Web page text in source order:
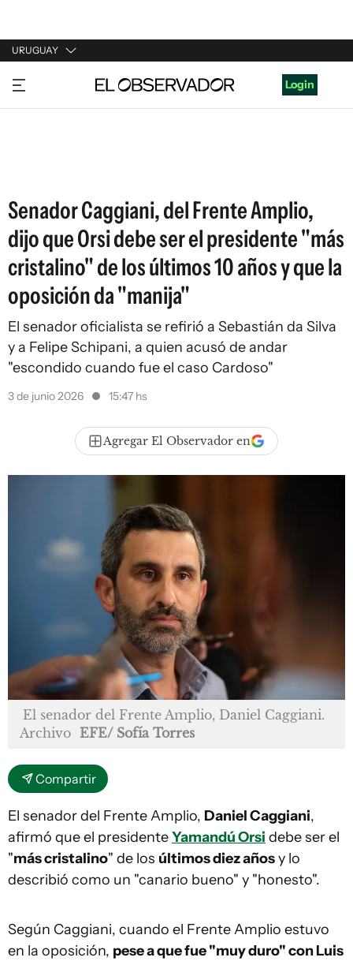
URUGUAY
URUGUAY
ARGENTINA
Login
Senador Caggiani, del Frente Amplio,
dijo que Orsi debe ser el presidente "más
cristalino" de los últimos 10 años y que la
oposición da "manija"
El senador oficialista se refirió a Sebastián da Silva
y a Felipe Schipani, a quien acusó de andar
"escondido cuando fue el caso Cardoso"
3 de junio 2026 15:47 hs
Agregar El Observador en
El senador del Frente Amplio, Daniel Caggiani.
Archivo EFE/ Sofía Torres
Compartir
El senador del Frente Amplio, Daniel Caggiani,
afirmó que el presidenteYamandú Orsi debe ser el
"más cristalino" de los últimos diez añosy lo
describió como un "canario bueno" y "honesto".
Según Caggiani, cuando el Frente Amplio estuvo
en la oposición, pese a que fue "muy duro" con Luis